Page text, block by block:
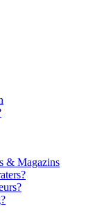
& Magazins